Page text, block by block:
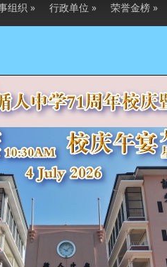
组织 » 行政单位 » 荣誉金榜 »